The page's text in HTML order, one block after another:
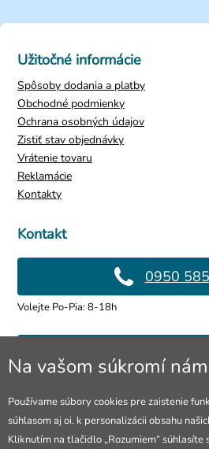
Kontakt
0950
Volejte Po-Pia: 8-18h
Predajňa v Ostrave
Užitočné informácie
Spôsoby dodania a platby
Obchodné podmienky
Ochrana osobných údajov
Zistiť stav objednávky
Vrátenie tovaru
Reklamácie
Kontakty
Na vašom súkromí
Používame súbory cookies pre zaistenie
súhlasom aj oi. k personalizácii obsahu
Kliknutím na tlačidlo „Rozumiem“ súhlasíte